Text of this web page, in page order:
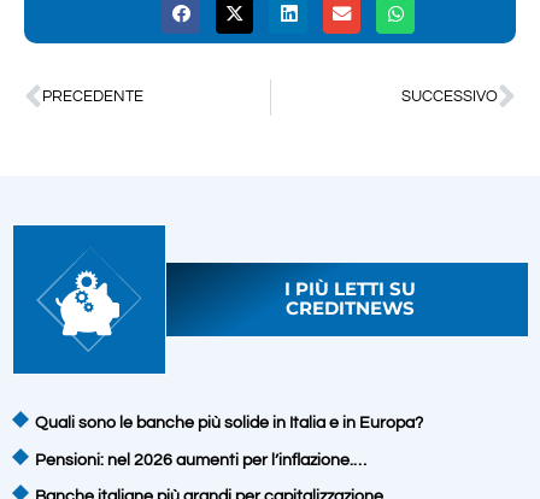
PRECEDENTE SUCCESSIVO
I PIÙ LETTI SU
CREDITNEWS
Quali sono le banche più solide in Italia e in Europa?
Pensioni: nel 2026 aumenti per l’inflazione.…